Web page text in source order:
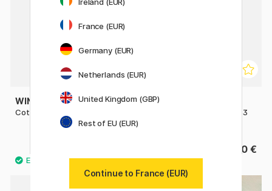
WINSOR & NEWTON
Cotman Pinceau 222 Taille 0
WINSOR & NEWTON
Cotman Pinceau Rigger 333
5.80 €
France (EUR)
Germany (EUR)
Netherlands (EUR)
United Kingdom (GBP)
Rest of EU (EUR)
Continue to France (EUR)